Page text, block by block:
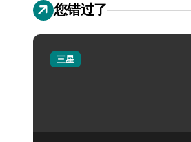
您错过了
三星